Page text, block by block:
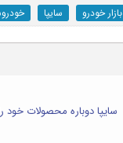
بازار خودرو سایپا
سایپا دوباره محصولات خود